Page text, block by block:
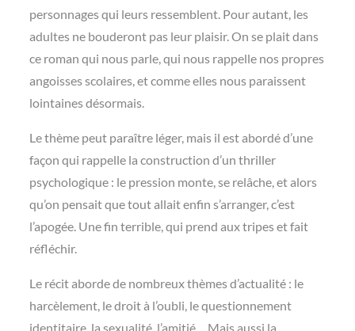
personnages qui leurs ressemblent. Pour autant, les
adultes ne bouderont pas leur plaisir. On se plait dans
ce roman qui nous parle, qui nous rappelle nos propres
angoisses scolaires, et comme elles nous paraissent
lointaines désormais.
Le thème peut paraître léger, mais il est abordé d’une
façon qui rappelle la construction d’un thriller
psychologique : le pression monte, se relâche, et alors
qu’on pensait que tout allait enfin s’arranger, c’est
l’apogée. Une fin terrible, qui prend aux tripes et fait
réfléchir.
Le récit aborde de nombreux thèmes d’actualité : le
harcèlement, le droit à l’oubli, le questionnement
identitaire, la sexualité, l’amitié… Mais aussi la